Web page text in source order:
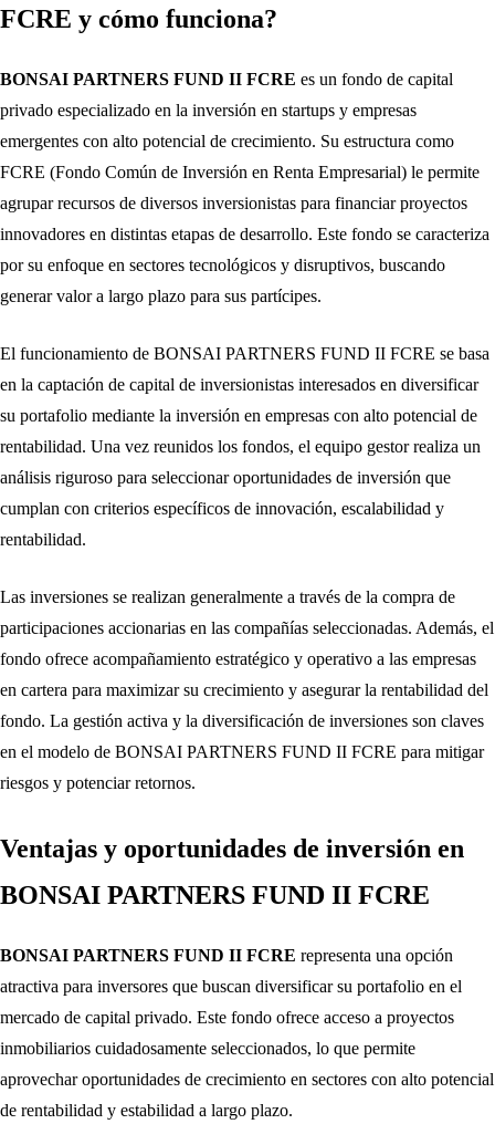
FCRE y cómo funciona?
BONSAI PARTNERS FUND II FCRE es un fondo de capital
privado especializado en la inversión en startups y empresas
emergentes con alto potencial de crecimiento. Su estructura como
FCRE (Fondo Común de Inversión en Renta Empresarial) le permite
agrupar recursos de diversos inversionistas para financiar proyectos
innovadores en distintas etapas de desarrollo. Este fondo se caracteriza
por su enfoque en sectores tecnológicos y disruptivos, buscando
generar valor a largo plazo para sus partícipes.
El funcionamiento de BONSAI PARTNERS FUND II FCRE se basa
en la captación de capital de inversionistas interesados en diversificar
su portafolio mediante la inversión en empresas con alto potencial de
rentabilidad. Una vez reunidos los fondos, el equipo gestor realiza un
análisis riguroso para seleccionar oportunidades de inversión que
cumplan con criterios específicos de innovación, escalabilidad y
rentabilidad.
Las inversiones se realizan generalmente a través de la compra de
participaciones accionarias en las compañías seleccionadas. Además, el
fondo ofrece acompañamiento estratégico y operativo a las empresas
en cartera para maximizar su crecimiento y asegurar la rentabilidad del
fondo. La gestión activa y la diversificación de inversiones son claves
en el modelo de BONSAI PARTNERS FUND II FCRE para mitigar
riesgos y potenciar retornos.
Ventajas y oportunidades de inversión en
BONSAI PARTNERS FUND II FCRE
BONSAI PARTNERS FUND II FCRE representa una opción
atractiva para inversores que buscan diversificar su portafolio en el
mercado de capital privado. Este fondo ofrece acceso a proyectos
inmobiliarios cuidadosamente seleccionados, lo que permite
aprovechar oportunidades de crecimiento en sectores con alto potencial
de rentabilidad y estabilidad a largo plazo.